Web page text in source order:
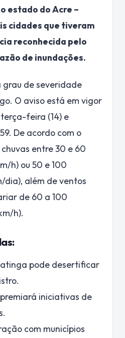
estado do Acre –
cidades que tiveram
reconhecida pelo
de inundações.
de severidade
O aviso está em vigor
feira (14) e
De acordo com o
entre 30 e 60
h) ou 50 e 100
dia), além de ventos
de 60 a 100
h).
pode desertificar
iniciativas de
com municípios